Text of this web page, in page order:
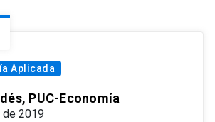
Aplicada
PUC-Economía
de 2019